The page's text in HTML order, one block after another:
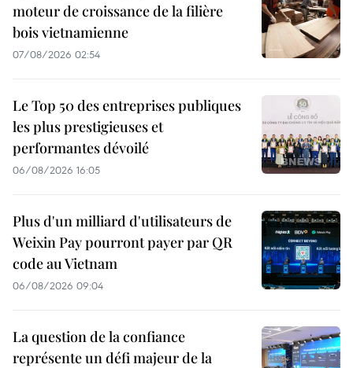
moteur de croissance de la filière
bois vietnamienne
07/08/2026 02:54
Le Top 50 des entreprises publiques
les plus prestigieuses et
performantes dévoilé
06/08/2026 16:05
Plus d'un milliard d'utilisateurs de
Weixin Pay pourront payer par QR
code au Vietnam
06/08/2026 09:04
La question de la confiance
représente un défi majeur de la